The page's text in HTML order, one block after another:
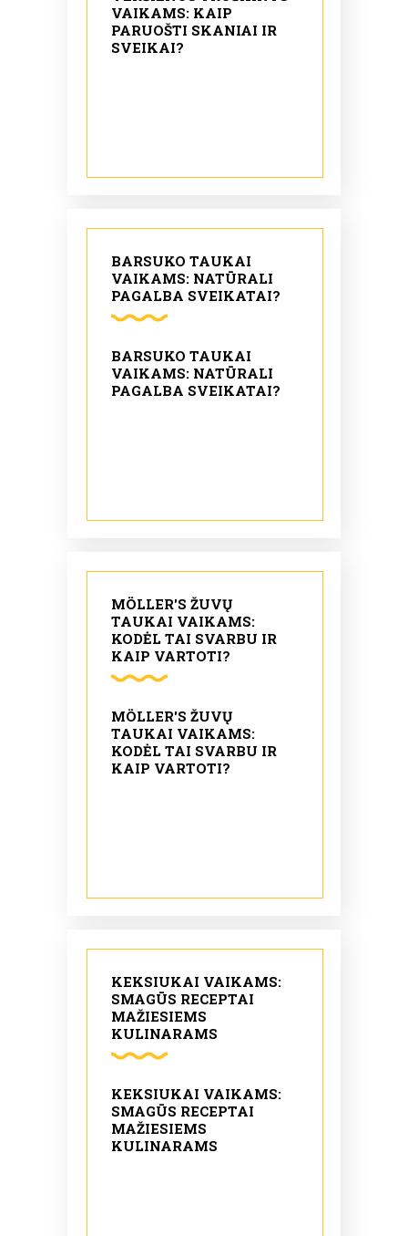
VAIKAMS: KAIP
PARUOŠTI SKANIAI IR
SVEIKAI?
BARSUKO TAUKAI
VAIKAMS: NATŪRALI
PAGALBA SVEIKATAI?
BARSUKO TAUKAI
VAIKAMS: NATŪRALI
PAGALBA SVEIKATAI?
MÖLLER'S ŽUVŲ
TAUKAI VAIKAMS:
KODĖL TAI SVARBU IR
KAIP VARTOTI?
MÖLLER'S ŽUVŲ
TAUKAI VAIKAMS:
KODĖL TAI SVARBU IR
KAIP VARTOTI?
KEKSIUKAI VAIKAMS:
SMAGŪS RECEPTAI
MAŽIESIEMS
KULINARAMS
KEKSIUKAI VAIKAMS:
SMAGŪS RECEPTAI
MAŽIESIEMS
KULINARAMS